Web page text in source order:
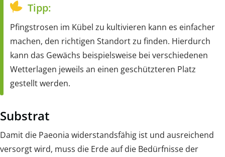
Tipp:
Pfingstrosen im Kübel zu kultivieren kann es einfacher
machen, den richtigen Standort zu finden. Hierdurch
kann das Gewächs beispielsweise bei verschiedenen
Wetterlagen jeweils an einen geschützteren Platz
gestellt werden.
Substrat
Damit die Paeonia widerstandsfähig ist und ausreichend
versorgt wird, muss die Erde auf die Bedürfnisse der